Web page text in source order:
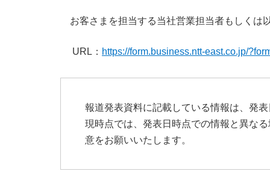
お客さまを担当する当社営業担当者もしくは
URL： https://form.business.ntt-east.co.jp/
報道発表資料に記載している情報は、発
現時点では、発表日時点での情報と異な
意をお願いいたします。